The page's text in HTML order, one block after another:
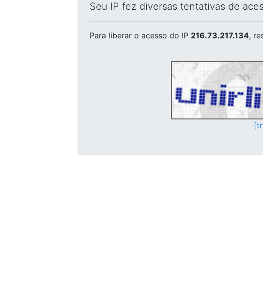
Seu IP fez diversas tentativas de
Para liberar o acesso do IP 216.73.217.134,